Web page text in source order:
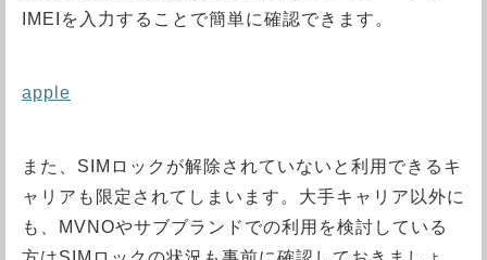
IMEIを入力することで簡単に確認できます。
apple
また、SIMロックが解除されていないと利用できるキ
ャリアも限定されてしまいます。大手キャリア以外に
も、MVNOやサブブランドでの利用を検討している